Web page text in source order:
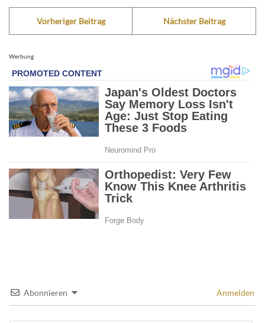
Vorheriger Beitrag Nächster Beitrag
Werbung
Abonnieren Anmelden